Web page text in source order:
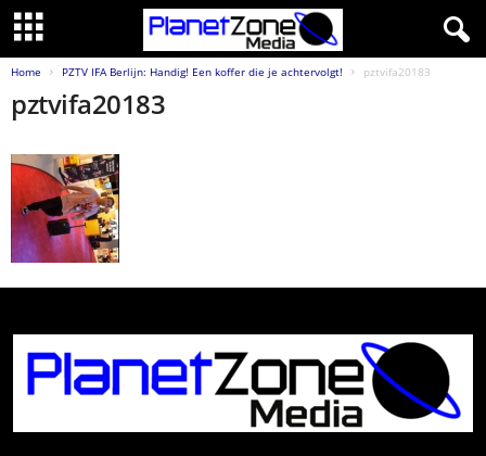
Home PZTV IFA Berlijn: Handig! Een koffer die je achtervolgt! pztvifa20183
pztvifa20183